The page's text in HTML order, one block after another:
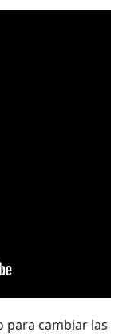
para cambiar las